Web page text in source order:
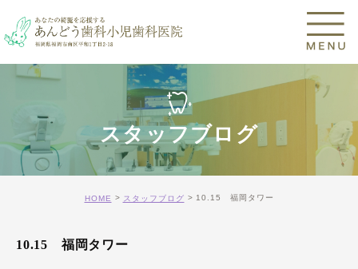
スタッフブログ
HOME スタッフブログ 10.15 福岡タワー
10.15 福岡タワー